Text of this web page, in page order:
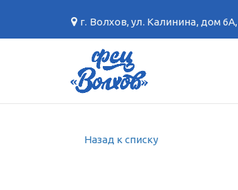
г. Волхов,ул. Калинина, дом 6А,
Назад к списку